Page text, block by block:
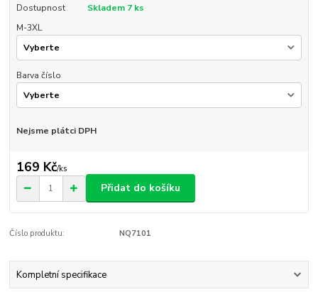
Dostupnost
Skladem 7 ks
M-3XL
Barva číslo
Nejsme plátci DPH
169 Kč/ks
Přidat do košíku
Číslo produktu: NQ7101
Kompletní specifikace